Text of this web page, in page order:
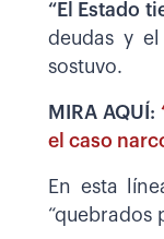
“El Estado
deudas y
sostuvo.
MIRA AQUÍ:
el caso
En esta
“quebrados